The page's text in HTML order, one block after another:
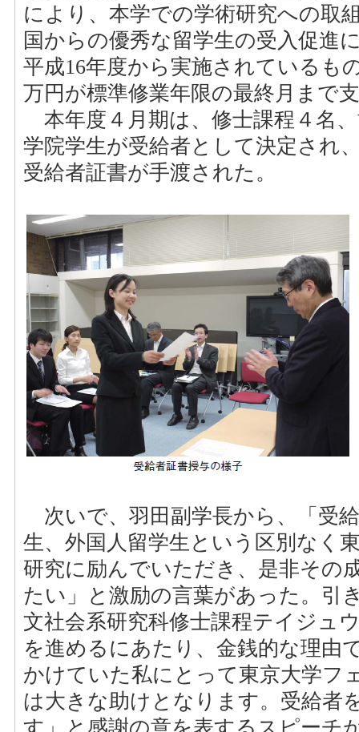
により、本学での学術研究への取
国からの優秀な留学生の受入促進
平成16年度から実施されているも
万円が標準修業年限の最終月まで
本年度４月期は、修士課程４名
学院学生が受給者として決定され
受給者証書が手渡された。
次いで、羽田副学長から、「受
生、外国人留学生という区別なく
研究に励んでいただき、是非その
たい」と激励の言葉があった。引
文社会系研究科修士課程テイジュ
を進めるにあたり、金銭的な理由
かけていた私にとって東京大学フ
は大きな助けとなります。受給者